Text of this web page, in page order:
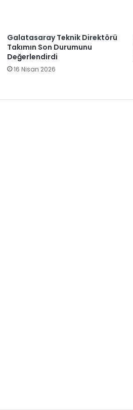
Galatasaray Teknik Direktörü
Takımın Son Durumunu
Değerlendirdi
16 Nisan 2026